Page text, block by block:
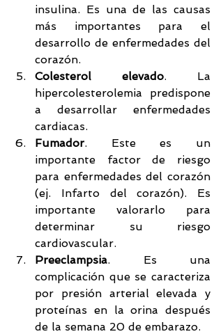
insulina. Es una de las causas
más importantes para el
desarrollo de enfermedades del
corazón.
Colesterol elevado. La
hipercolesterolemia predispone
a desarrollar enfermedades
cardiacas.
Fumador. Este es un
importante factor de riesgo
para enfermedades del corazón
(ej. Infarto del corazón). Es
importante valorarlo para
determinar su riesgo
cardiovascular.
Preeclampsia. Es una
complicación que se caracteriza
por presión arterial elevada y
proteínas en la orina después
de la semana 20 de embarazo.